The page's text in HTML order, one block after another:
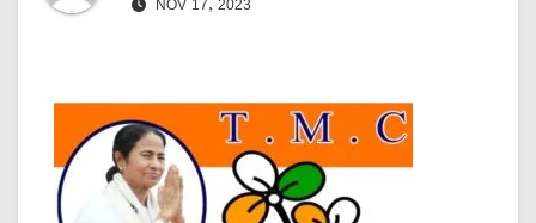
NOV 17, 2023